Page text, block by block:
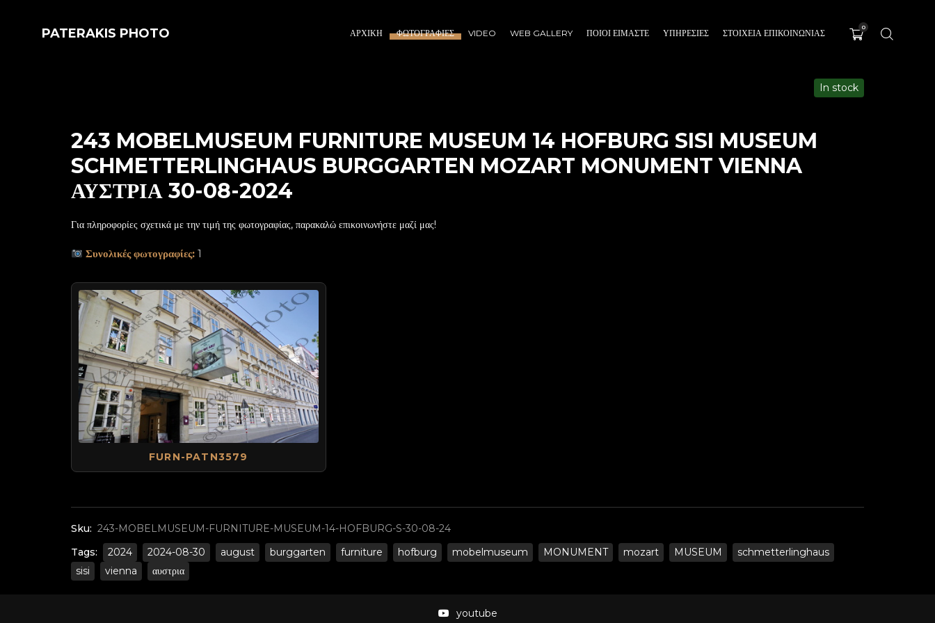
PATERAKIS PHOTO ΑΡΧΙΚΉ ΦΩΤΟΓΡΑΦΊΕΣ VIDEO WEB GALLERY ΠΟΙΟΙ ΕΊΜΑΣΤΕ ΥΠΗΡΕΣΊΕΣ ΣΤΟΙΧΕΙΑ ΕΠΙΚΟΙΝΩΝΙΑΣ
0
243 MOBELMUSEUM FURNITURE MUSEUM 14 HOFBURG SISI MUSEUM
SCHMETTERLINGHAUS BURGGARTEN MOZART MONUMENT VIENNA
ΑΥΣΤΡΙΑ 30-08-2024
In stock
Sku: 243-MOBELMUSEUM-FURNITURE-MUSEUM-14-HOFBURG-S-30-08-24
Tags:
2024 2024-08-30 august burggarten furniture hofburg mobelmuseum MONUMENT mozart MUSEUM
schmetterlinghaus
sisi
vienna αυστρια
Για πληροφορίες σχετικά με την τιμή της φωτογραφίας, παρακαλώ επικοινωνήστε μαζί μας!
Συνολικές φωτογραφίες: 1
FURN-PATN3579
youtube